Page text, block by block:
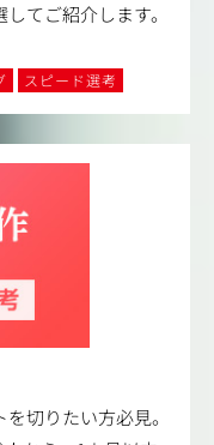
てご紹介します。
スピード選考
切りたい方必見。